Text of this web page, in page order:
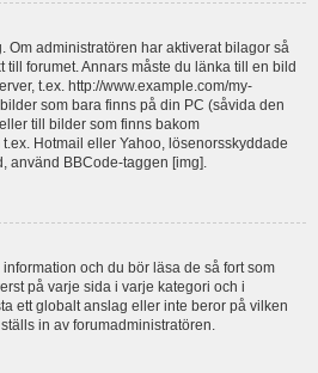
Om administratören har aktiverat bilagor så
forumet. Annars måste du länka till en bild
t.ex. http://www.example.com/my-
som bara finns på din PC (såvida den
till bilder som finns bakom
Hotmail eller Yahoo, lösenorsskyddade
använd BBCode-taggen [img].
och du bör läsa de så fort som
på varje sida i varje kategori och i
ett globalt anslag eller inte beror på vilken
in av forumadministratören.